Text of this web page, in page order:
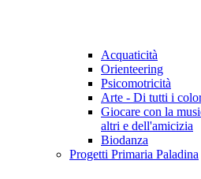
Acquaticità
Orienteering
Psicomotricità
Arte - Di tutti i
Giocare con la
altri e dell'amicizia
Biodanza
Progetti Primaria Paladina